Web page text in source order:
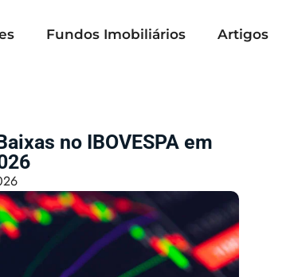
Fundos Imobiliários Artigos
no IBOVESPA em